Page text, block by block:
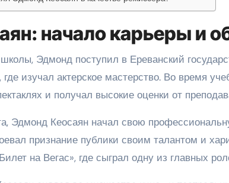
начало карьеры и
Эдмонд поступил в Ереванский
изучал актерское мастерство. Во время
и получал высокие оценки от
Эдмонд Кеосаян начал свою
признание публики своим талантом и
на Вегас», где сыграл одну из главных